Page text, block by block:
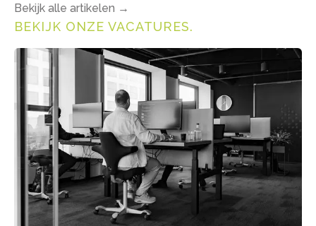
Bekijk alle artikelen →
BEKIJK ONZE VACATURES.